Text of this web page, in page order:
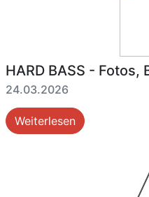
HARD BASS -
24.03.2026
Weiterlesen